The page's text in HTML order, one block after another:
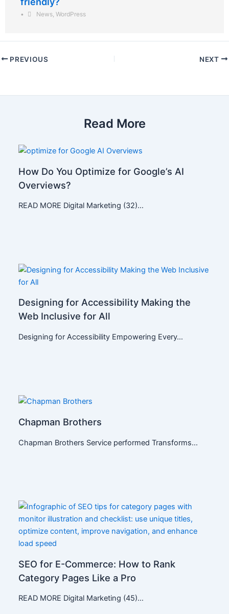
• News,WordPress
PREVIOUS NEXT
Read More
How Do You Optimize for Google’s AI
Overviews?
READ MORE Digital Marketing (32)…
Designing for Accessibility Making the
Web Inclusive for All
Designing for Accessibility Empowering Every…
Chapman Brothers
Chapman Brothers Service performed Transforms…
SEO for E-Commerce: How to Rank
Category Pages Like a Pro
READ MORE Digital Marketing (45)…